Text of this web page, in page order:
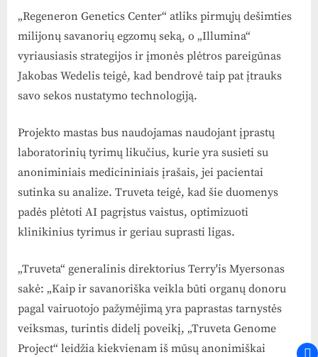
„Regeneron Genetics Center“ atliks pirmųjų dešimties
milijonų savanorių egzomų seką, o „Illumina“
vyriausiasis strategijos ir įmonės plėtros pareigūnas
Jakobas Wedelis teigė, kad bendrovė taip pat įtrauks
savo sekos nustatymo technologiją.
Projekto mastas bus naudojamas naudojant įprastų
laboratorinių tyrimų likučius, kurie yra susieti su
anoniminiais medicininiais įrašais, jei pacientai
sutinka su analize. Truveta teigė, kad šie duomenys
padės plėtoti AI pagrįstus vaistus, optimizuoti
klinikinius tyrimus ir geriau suprasti ligas.
„Truveta“ generalinis direktorius Terry'is Myersonas
sakė: „Kaip ir savanoriška veikla būti organų donoru
pagal vairuotojo pažymėjimą yra paprastas tarnystės
veiksmas, turintis didelį poveikį, „Truveta Genome
Project“ leidžia kiekvienam iš mūsų anonimiškai